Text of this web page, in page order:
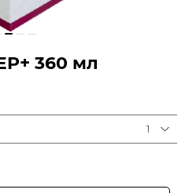
360 мл
1